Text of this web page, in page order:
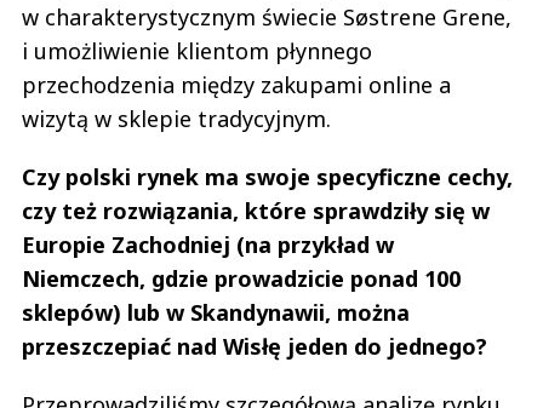
w charakterystycznym świecie Søstrene Grene,
i umożliwienie klientom płynnego
przechodzenia między zakupami online a
wizytą w sklepie tradycyjnym.
Czy polski rynek ma swoje specyficzne cechy,
czy też rozwiązania, które sprawdziły się w
Europie Zachodniej (na przykład w
Niemczech, gdzie prowadzicie ponad 100
sklepów) lub w Skandynawii, można
przeszczepiać nad Wisłę jeden do jednego?